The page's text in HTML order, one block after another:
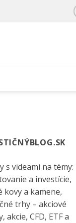
s videami na témy:
a investície,
kovy a kamene,
trhy – akciové
akcie, CFD, ETF a